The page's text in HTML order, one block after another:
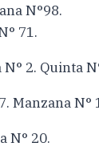
N°98.
71.
2. Quinta
Manzana N°
N° 20.